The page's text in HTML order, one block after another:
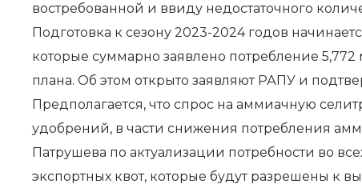
востребованной и ввиду недостаточного
Подготовка к сезону 2023-2024 годов
которые суммарно заявлено потребление
плана. Об этом открыто заявляют РАПУ и
Предполагается, что спрос на аммиачную
удобрений, в части снижения потребления
Патрушева по актуализации потребности во
экспортных квот, которые будут разрешены к